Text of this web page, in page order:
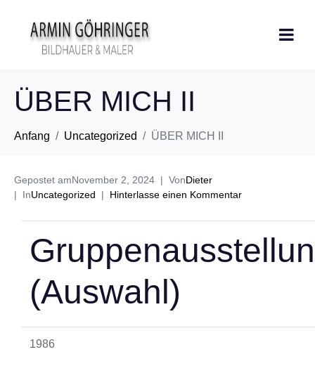
ÜBER MICH II
Anfang Uncategorized ÜBER MICH II
Gepostet amNovember 2, 2024 VonDieter
InUncategorized Hinterlasse einen Kommentar
(Auswahl)
1986